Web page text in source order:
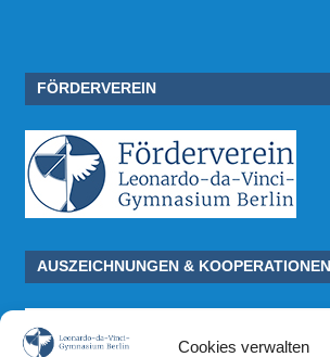
Cookies verwalten
FÖRDERVEREIN
AUSZEICHNUNGEN & KOOPERATIONEN